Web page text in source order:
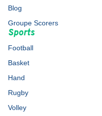
Blog
Groupe Scorers
Sports
Football
Basket
Hand
Rugby
Volley